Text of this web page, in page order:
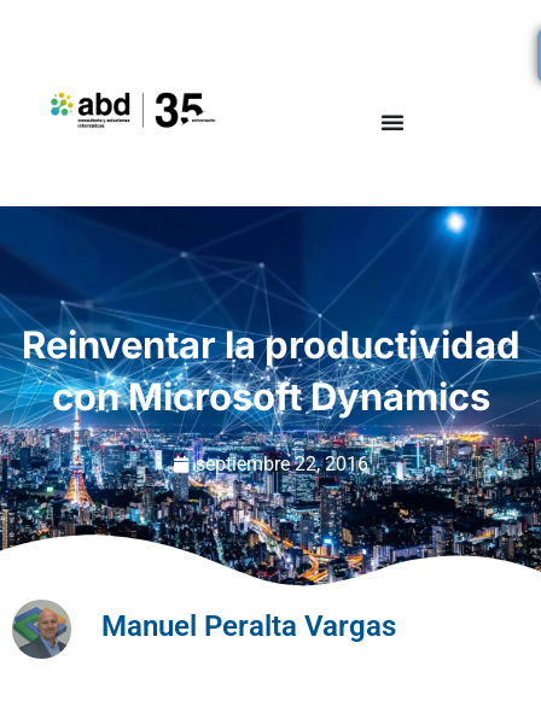
Reinventar la productividad
con Microsoft Dynamics
septiembre 22, 2016
Manuel Peralta Vargas